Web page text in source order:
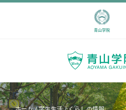
青山学院